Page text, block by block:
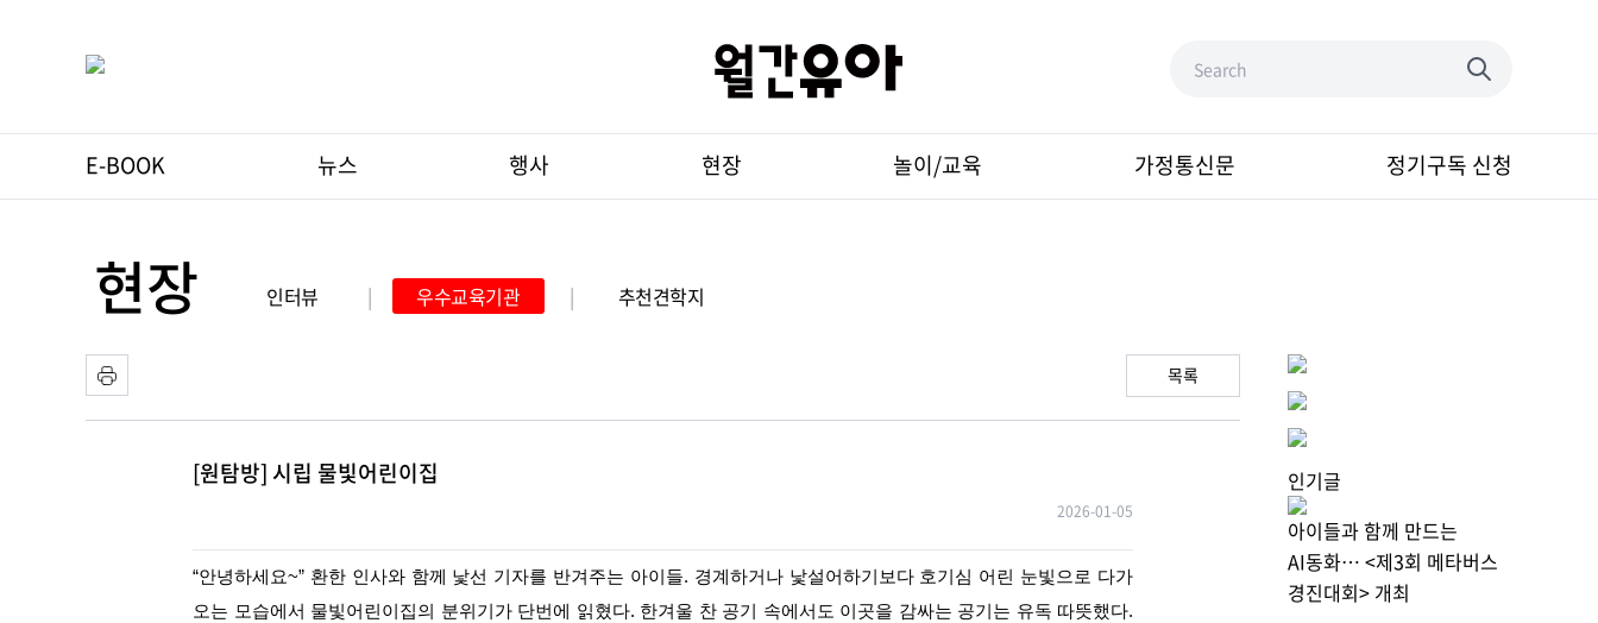
E-BOOK 뉴스 행사 현장 놀이/교육 가정통신문 정기구독 신청
현장 인터뷰 | 우수교육기관 | 추천견학지
목록
[원탐방] 시립 물빛어린이집
2026-01-05
“안녕하세요~” 환한 인사와 함께 낯선 기자를 반겨주는 아이들. 경계하거나 낯설어하기보다 호기심 어린 눈빛으로 다가
오는 모습에서 물빛어린이집의 분위기가 단번에 읽혔다. 한겨울 찬 공기 속에서도 이곳을 감싸는 공기는 유독 따뜻했다.
인기글
아이들과 함께 만드는
AI동화… <제3회 메타버스
경진대회> 개최